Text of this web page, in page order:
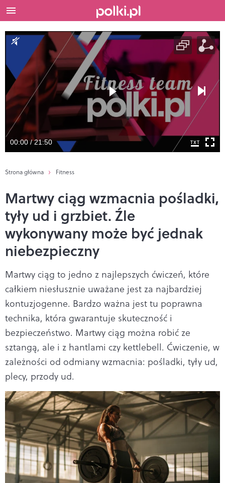
00:00 / 21:50
Strona główna Fitness
Martwy ciąg wzmacnia pośladki,
tyły ud i grzbiet. Źle
wykonywany może być jednak
niebezpieczny
Martwy ciąg to jedno z najlepszych ćwiczeń, które
całkiem niesłusznie uważane jest za najbardziej
kontuzjogenne. Bardzo ważna jest tu poprawna
technika, która gwarantuje skuteczność i
bezpieczeństwo. Martwy ciąg można robić ze
sztangą, ale i z hantlami czy kettlebell. Ćwiczenie, w
zależności od odmiany wzmacnia: pośladki, tyły ud,
plecy, przody ud.